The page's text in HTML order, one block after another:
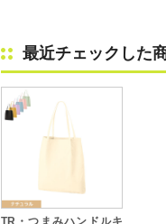
最近チェックした
TR・つまみハンドルキ